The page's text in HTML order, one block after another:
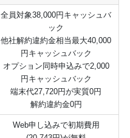
全員対象38,000円キャッシュバ
ック
他社解約違約金相当最大40,000
円キャッシュバック
オプション同時申込みで2,000
円キャッシュバック
端末代27,720円が実質0円
解約違約金0円
Web申し込みで初期費用